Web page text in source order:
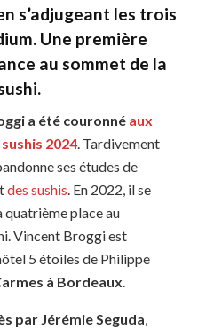
s’adjugeant les trois
Une première
au sommet de la
a été couronné aux
2024. Tardivement
ses études de
des sushis. En 2022, il se
quatrième place au
Vincent Broggi est
5 étoiles de Philippe
à Bordeaux.
par Jérémie Seguda,